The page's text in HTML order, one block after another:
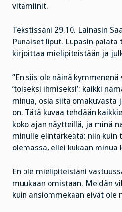
vitamiinit.
Tekstissäni 29.10. Lainasin
Punaiset liput. Lupasin palata
kirjoittaa mielipiteistään ja
”En siis ole näinä
’toiseksi ihmiseksi’: kaikki
minua, osia siitä omakuvasta
on. Tätä kuvaa tehdään
koko ajan näytteillä, ja minä
minulle elintärkeätä: niin kuin
olemassa, ellei kukaan
En ole mielipiteistäni
muukaan omistaan. Meidän
kuin ansiommekaan eivät ole